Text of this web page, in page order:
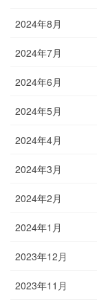
2024年8月
2024年7月
2024年6月
2024年5月
2024年4月
2024年3月
2024年2月
2024年1月
2023年12月
2023年11月